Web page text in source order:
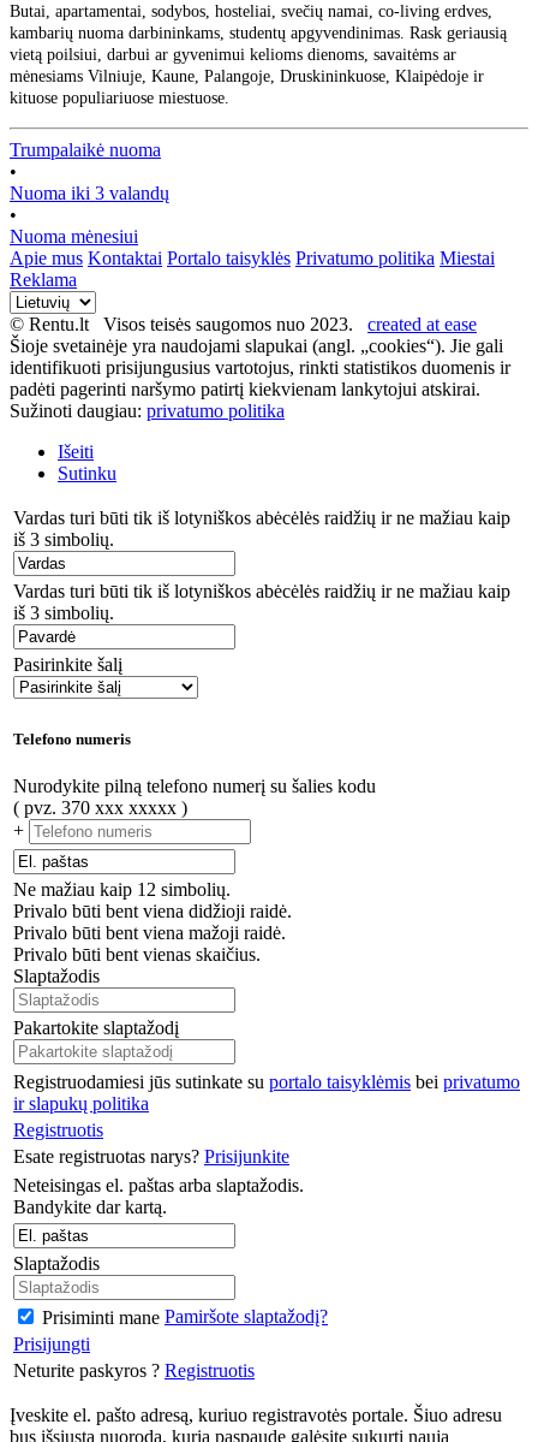
Butai, apartamentai, sodybos, hosteliai, svečių namai, co-living erdves,
kambarių nuoma darbininkams, studentų apgyvendinimas. Rask geriausią
vietą poilsiui, darbui ar gyvenimui kelioms dienoms, savaitėms ar
mėnesiams Vilniuje, Kaune, Palangoje, Druskininkuose, Klaipėdoje ir
kituose populiariuose miestuose.
Trumpalaikė nuoma
•
Nuoma iki 3 valandų
•
Nuoma mėnesiui
Apie mus Kontaktai Portalo taisyklės Privatumo politika Miestai
Reklama
© Rentu.lt Visos teisės saugomos nuo 2023. created at ease
Šioje svetainėje yra naudojami slapukai (angl. „cookies“). Jie gali
identifikuoti prisijungusius vartotojus, rinkti statistikos duomenis ir
padėti pagerinti naršymo patirtį kiekvienam lankytojui atskirai.
Sužinoti daugiau: privatumo politika
Išeiti
Sutinku
Vardas turi būti tik iš lotyniškos abėcėlės raidžių ir ne mažiau kaip
iš 3 simbolių.
Vardas turi būti tik iš lotyniškos abėcėlės raidžių ir ne mažiau kaip
iš 3 simbolių.
Pasirinkite šalį
Telefono numeris
Nurodykite pilną telefono numerį su šalies kodu
( pvz. 370 xxx xxxxx )
+
Ne mažiau kaip 12 simbolių.
Privalo būti bent viena didžioji raidė.
Privalo būti bent viena mažoji raidė.
Privalo būti bent vienas skaičius.
Slaptažodis
Pakartokite slaptažodį
Registruodamiesi jūs sutinkate su portalo taisyklėmis bei privatumo
ir slapukų politika
Registruotis
Esate registruotas narys? Prisijunkite
Neteisingas el. paštas arba slaptažodis.
Bandykite dar kartą.
Slaptažodis
Prisiminti mane Pamiršote slaptažodį?
Prisijungti
Neturite paskyros ? Registruotis
Įveskite el. pašto adresą, kuriuo registravotės portale. Šiuo adresu
bus išsiųsta nuoroda, kurią paspaudę galėsite sukurti naują